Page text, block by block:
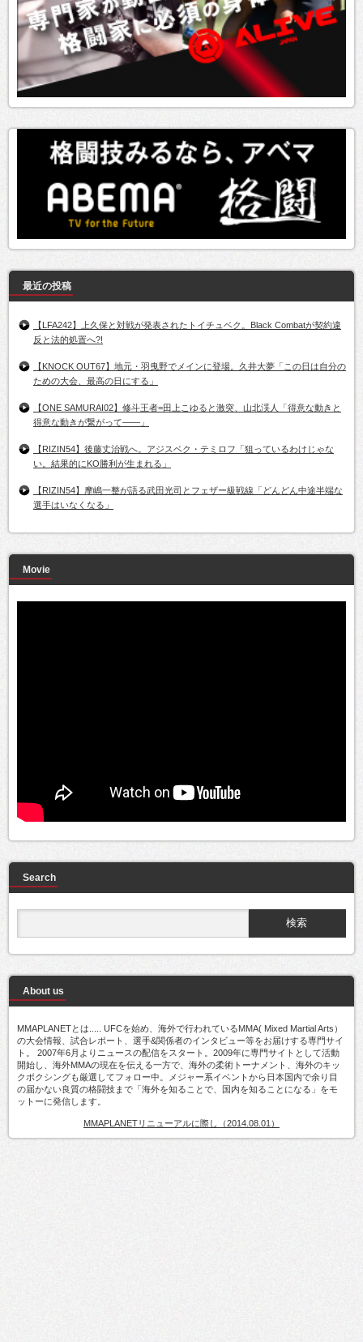
最近の投稿
【LFA242】上久保と対戦が発表されたトイチュベク。Black Combatが契約違
反と法的処置へ?!
【KNOCK OUT67】地元・羽曳野でメインに登場。久井大夢「この日は自分の
ための大会、最高の日にする」
【ONE SAMURAI02】修斗王者=田上こゆると激突、山北渓人「得意な動きと
得意な動きが繋がって――」
【RIZIN54】後藤丈治戦へ。アジスベク・テミロフ「狙っているわけじゃな
い。結果的にKO勝利が生まれる」
【RIZIN54】摩嶋一整が語る武田光司とフェザー級戦線「どんどん中途半端な
選手はいなくなる」
Movie
Search
About us
MMAPLANETとは..... UFCを始め、海外で行われているMMA( Mixed Martial Arts）
の大会情報、試合レポート、選手&関係者のインタビュー等をお届けする専門サイ
ト。 2007年6月よりニュースの配信をスタート。2009年に専門サイトとして活動
開始し、海外MMAの現在を伝える一方で、海外の柔術トーナメント、海外のキッ
クボクシングも厳選してフォロー中。メジャー系イベントから日本国内で余り目
の届かない良質の格闘技まで「海外を知ることで、国内を知ることになる」をモ
ットーに発信します。
MMAPLANETリニューアルに際し（2014.08.01）